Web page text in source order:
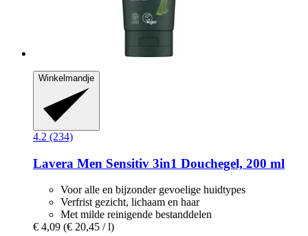
Winkelmandje
4.2 (234)
Lavera Men Sensitiv 3in1 Douchegel, 200 ml
Voor alle en bijzonder gevoelige huidtypes
Verfrist gezicht, lichaam en haar
Met milde reinigende bestanddelen
€ 4,09 (€ 20,45 / l)